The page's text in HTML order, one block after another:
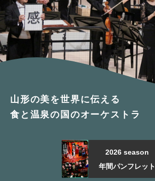
2026 season
年間パンフレット
山形の美を世界に伝える
食と温泉の国のオーケストラ